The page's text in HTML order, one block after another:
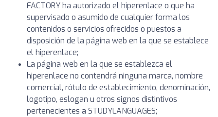
FACTORY ha autorizado el hiperenlace o que ha
supervisado o asumido de cualquier forma los
contenidos o servicios ofrecidos o puestos a
disposición de la página web en la que se establece
el hiperenlace;
La página web en la que se establezca el
hiperenlace no contendrá ninguna marca, nombre
comercial, rótulo de establecimiento, denominación,
logotipo, eslogan u otros signos distintivos
pertenecientes a STUDYLANGUAGES;